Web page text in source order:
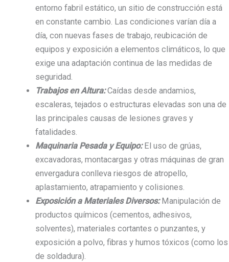
entorno fabril estático, un sitio de construcción está
en constante cambio. Las condiciones varían día a
día, con nuevas fases de trabajo, reubicación de
equipos y exposición a elementos climáticos, lo que
exige una adaptación continua de las medidas de
seguridad.
Trabajos en Altura:Caídas desde andamios,
escaleras, tejados o estructuras elevadas son una de
las principales causas de lesiones graves y
fatalidades.
Maquinaria Pesada y Equipo:El uso de grúas,
excavadoras, montacargas y otras máquinas de gran
envergadura conlleva riesgos de atropello,
aplastamiento, atrapamiento y colisiones.
Exposición a Materiales Diversos:Manipulación de
productos químicos (cementos, adhesivos,
solventes), materiales cortantes o punzantes, y
exposición a polvo, fibras y humos tóxicos (como los
de soldadura).